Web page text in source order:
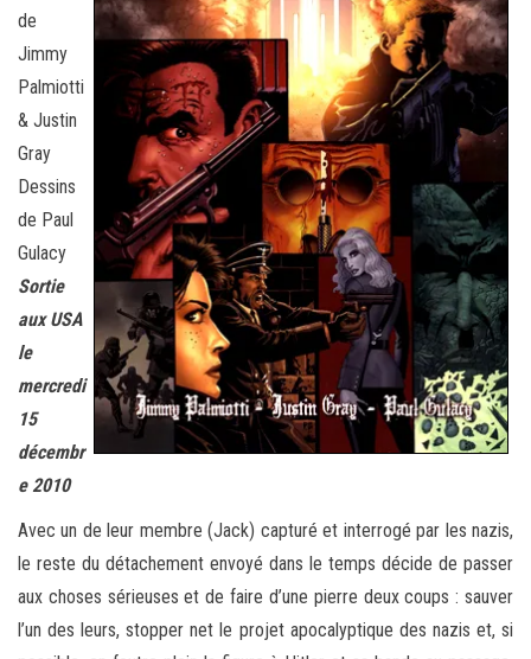
de
Jimmy
Palmiotti
& Justin
Gray
Dessins
de Paul
Gulacy
Sortie
aux USA
le
mercredi
15
décembr
e 2010
Avec un de leur membre (Jack) capturé et interrogé par les nazis,
le reste du détachement envoyé dans le temps décide de passer
aux choses sérieuses et de faire d’une pierre deux coups : sauver
l’un des leurs, stopper net le projet apocalyptique des nazis et, si